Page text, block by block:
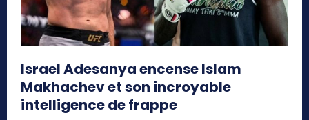
Israel Adesanya encense Islam
Makhachev et son incroyable
intelligence de frappe